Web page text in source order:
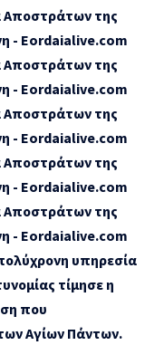
υπηρεσία
τίμησε η
που
Αγίων Πάντων.